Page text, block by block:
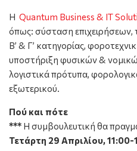
Η Quantum Business & IT
όπως: σύσταση επιχειρήσεων,
Β’ & Γ’ κατηγορίας,
υποστήριξη φυσικών &
λογιστικά πρότυπα,
εξωτερικού.
Πού και πότε
*** Η συμβουλευτική θα
Τετάρτη 29 Απριλίου,